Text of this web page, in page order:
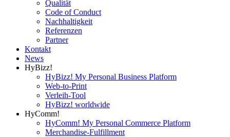
Qualität
Code of Conduct
Nachhaltigkeit
Referenzen
Partner
Kontakt
News
HyBizz!
HyBizz! My Personal Business Platform
Web-to-Print
Verleih-Tool
HyBizz! worldwide
HyComm!
HyComm! My Personal Commerce Platform
Merchandise-Fulfillment